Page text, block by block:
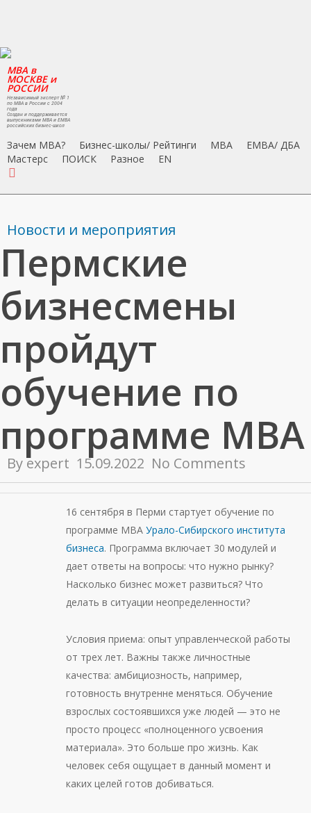
main
content
MBA в
МОСКВЕ и
РОССИИ
Независимый эксперт № 1
по MBA в России с 2004
года
Создан и поддерживается
выпускниками MBA и EMBA
российских бизнес-школ
Зачем MBA? Бизнес-школы/ Рейтинги MBA
EMBA/ ДБA
Мастерс
ПОИСК Разное EN
Новости и мероприятия
Пермские
бизнесмены
пройдут
обучение по
программе MBA
Byexpert 15.09.2022 No Comments
16 сентября в Перми стартует обучение по
программе MBA Урало-Сибирского института
бизнеса. Программа включает 30 модулей и
дает ответы на вопросы: что нужно рынку?
Насколько бизнес может развиться? Что
делать в ситуации неопределенности?
Условия приема: опыт управленческой работы
от трех лет. Важны также личностные
качества: амбициозность, например,
готовность внутренне меняться. Обучение
взрослых состоявшихся уже людей — это не
просто процесс «полноценного усвоения
материала». Это больше про жизнь. Как
человек себя ощущает в данный момент и
каких целей готов добиваться.